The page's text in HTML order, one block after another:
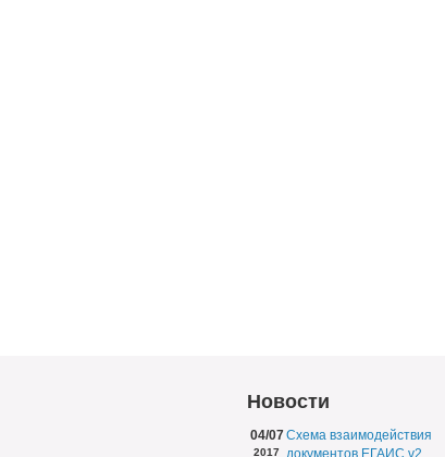
Новости
04/07
2017
Схема взаимодействия
документов ЕГАИС v2